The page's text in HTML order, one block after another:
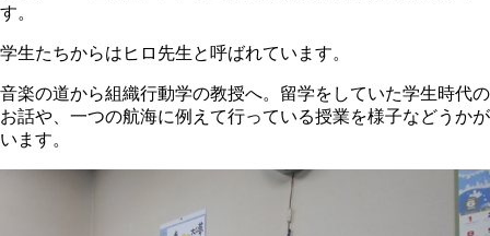
す。
学生たちからはヒロ先生と呼ばれています。
音楽の道から組織行動学の教授へ。留学をしていた学生時代の
お話や、一つの航海に例えて行っている授業を様子などうかが
います。